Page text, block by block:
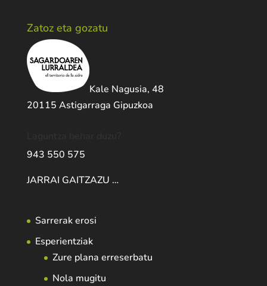
Zatoz eta gozatu
Kale Nagusia, 48
20115 Astigarraga Gipuzkoa
943 550 575
JARRAI GAITZAZU …
Sarrerak erosi
Esperientziak
Zure plana erreserbatu
Nola mugitu